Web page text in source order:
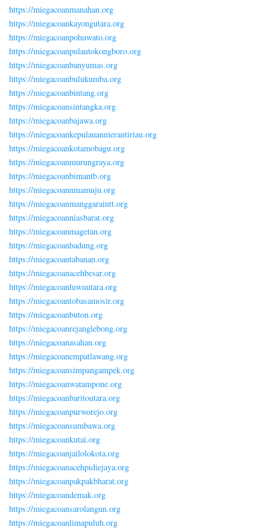
https://miegacoanmanahan.org
https://miegacoankayongutara.org
https://miegacoanpohuwato.org
https://miegacoanpulautokongboro.org
https://miegacoanbanyumas.org
https://miegacoanbulukumba.org
https://miegacoanbintang.org
https://miegacoansintangka.org
https://miegacoanbajawa.org
https://miegacoankepulauanmerantiriau.org
https://miegacoankotamobagu.org
https://miegacoanmurungraya.org
https://miegacoanbimantb.org
https://miegacoannmamuju.org
https://miegacoanmanggaraintt.org
https://miegacoanniasbarat.org
https://miegacoanmagetan.org
https://miegacoanbadung.org
https://miegacoantabanan.org
https://miegacoanacehbesar.org
https://miegacoanluwuutara.org
https://miegacoantobasamosir.org
https://miegacoanbuton.org
https://miegacoanrejanglebong.org
https://miegacoanasahan.org
https://miegacoanempatlawang.org
https://miegacoansimpangampek.org
https://miegacoanwatampone.org
https://miegacoanbaritoutara.org
https://miegacoanpurworejo.org
https://miegacoansumbawa.org
https://miegacoankutai.org
https://miegacoanjailolokota.org
https://miegacoanacehpidiejaya.org
https://miegacoanpakpakbharat.org
https://miegacoandemak.org
https://miegacoansarolangun.org
https://miegacoanlimapuluh.org